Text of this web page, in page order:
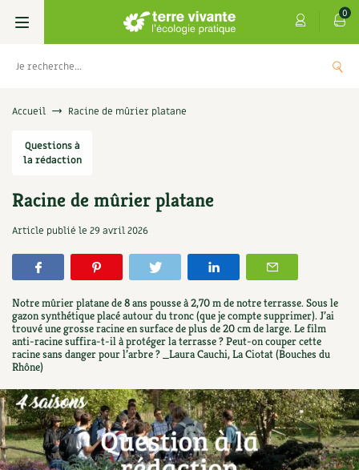
0
Livres
Permaculture, Jardin bio
Verger, arbres
Petit élevage
Aménagement jardin
Ornement
Biodiversité
Autonomie, bricolage
Les 4 saisons
Se réabonner
Offrir un abonnement
Les numéros
4 saisons
Hors-séries
Archives
Soutenez Les 4 Saisons
Graines, semences
Potagères
Aromatiques
Florales
Médicinales
Originales
Kits de jardinage
Cartes cadeau
Centre Terre vivante
Découvrir le Centre
Visiter en famille, entre amis
Avec les enfants
Venir en groupe
Infos & conseils
Jardin bio
Carte climatique
Calendrier lunaire
Parole libre
La tribune
Édito des4 saisons
Manifeste pour la planète
Accueil Racine de mûrier platane
Questions à
la rédaction
Racine de mûrier platane
Article publié le 29 avril 2026
Notre mûrier platane de 8 ans pousse à 2,70 m de notre terrasse. Sous le
gazon synthétique placé autour du tronc (que je compte supprimer). J’ai
trouvé une grosse racine en surface de plus de 20 cm de large. Le film
anti-racine suffira-t-il à protéger la terrasse ? Peut-on couper cette
racine sans danger pour l’arbre ? _Laura Cauchi, La Ciotat (Bouches du
Rhône)
de Terre vivante : Les
soignent